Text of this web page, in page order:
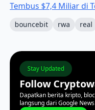
Tembus $7,4 Miliar di
bouncebit rwa real
Stay Updated
Follow
Dapatkan berita kripto,
langsung dari Google